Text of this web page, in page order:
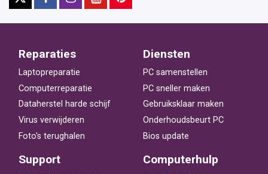
Reparaties
Laptopreparatie
Computerreparatie
Dataherstel harde schijf
Virus verwijderen
Foto's terughalen
Diensten
PC samenstellen
PC sneller maken
Gebruiksklaar maken
Onderhoudsbeurt PC
Bios update
Support Computerhulp